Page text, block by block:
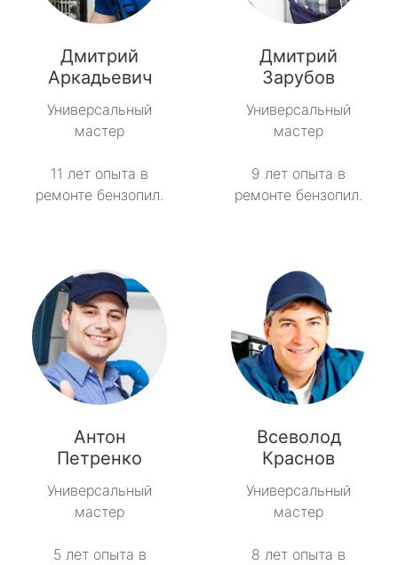
Дмитрий
Аркадьевич
Универсальный
мастер
11 лет опыта в
ремонте бензопил.
Дмитрий
Зарубов
Универсальный
мастер
9 лет опыта в
ремонте бензопил.
Антон
Петренко
Универсальный
мастер
5 лет опыта в
Всеволод
Краснов
Универсальный
мастер
8 лет опыта в